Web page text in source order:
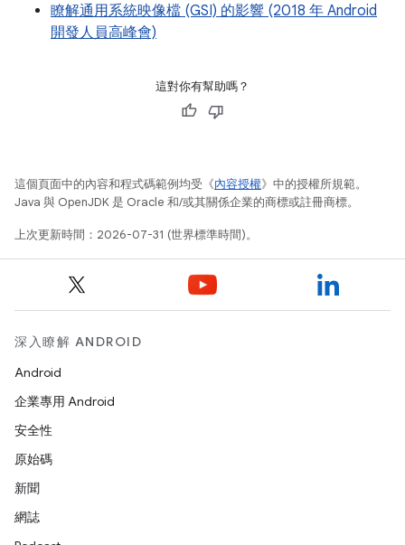
瞭解通用系統映像檔 (GSI) 的影響 (2018 年 Android
開發人員高峰會)
這對你有幫助嗎？
這個頁面中的內容和程式碼範例均受《內容授權》中的授權所規範。
Java 與 OpenJDK 是 Oracle 和/或其關係企業的商標或註冊商標。
上次更新時間：2026-07-31 (世界標準時間)。
深入瞭解 ANDROID
Android
企業專用 Android
安全性
原始碼
新聞
網誌